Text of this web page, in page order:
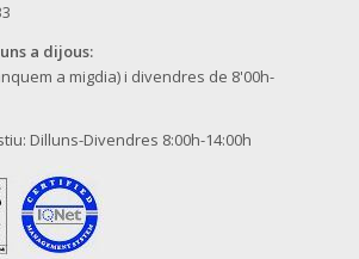
a dijous:
a migdia) i divendres de 8'00h-
Dilluns-Divendres 8:00h-14:00h